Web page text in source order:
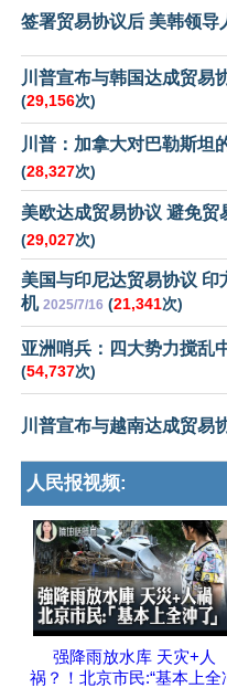
签署贸易协议后 美韩领导
川普宣布与韩国达成贸易
(29,156次)
川普：加拿大对巴勒斯坦
(28,327次)
美欧达成贸易协议 避免贸
(29,027次)
美国与印尼达贸易协议
机 2025/7/16 (21,341次)
亚洲哨兵：四大势力搅乱
(54,737次)
川普宣布与越南达成贸易
人民报视频:
强降雨放水库 天灾+人
祸？！北京市民:“基本上全